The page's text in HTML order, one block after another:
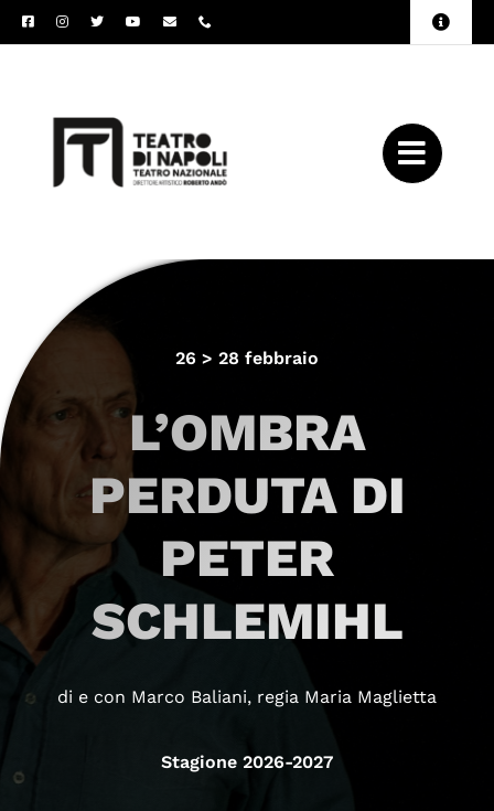
Salta
al
Toggle
26 > 28 febbraio
L’OMBRA
PERDUTA DI
PETER
SCHLEMIHL
di e con Marco Baliani, regia Maria Maglietta
Stagione 2026-2027